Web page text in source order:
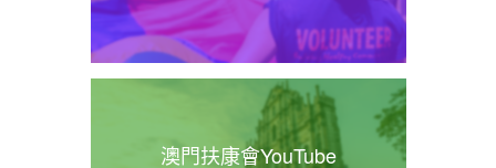
澳門扶康會YouTube